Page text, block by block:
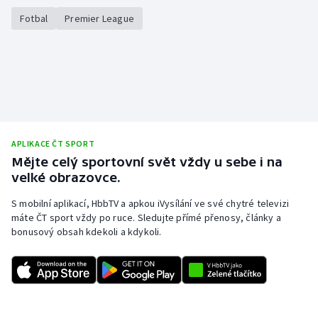
Fotbal Premier League
APLIKACE ČT SPORT
Mějte celý sportovní svět vždy u sebe i na
velké obrazovce.
S mobilní aplikací, HbbTV a apkou iVysílání ve své chytré televizi
máte ČT sport vždy po ruce. Sledujte přímé přenosy, články a
bonusový obsah kdekoli a kdykoli.